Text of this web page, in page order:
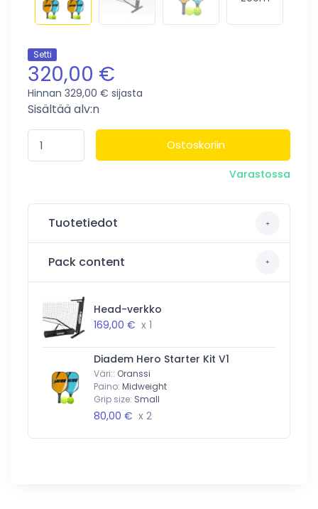
Setti
320,00 €
Hinnan 329,00 € sijasta
Sisältää alv:n
Ostoskoriin
Varastossa
Tuotetiedot
Pack content
Head-verkko
169,00 € x 1
Diadem Hero Starter Kit V1
Väri:: Oranssi
Paino: Midweight
Grip size: Small
80,00 € x 2